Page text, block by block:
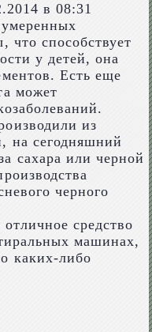
в 08:31
что способствует
у детей, она
Есть еще
может
из
на сегодняшний
сахара или черной
черного
средство
машинах,
каких-либо